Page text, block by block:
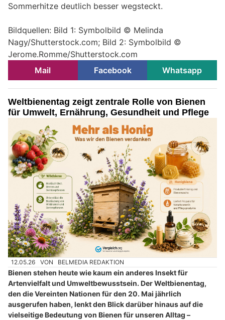
Sommerhitze deutlich besser wegsteckt.
Bildquellen: Bild 1: Symbolbild © Melinda
Nagy/Shutterstock.com; Bild 2: Symbolbild ©
Jerome.Romme/Shutterstock.com
Mail
Facebook Whatsapp
Weltbienentag zeigt zentrale Rolle von Bienen
für Umwelt, Ernährung, Gesundheit und Pflege
12.05.26 VON BELMEDIA REDAKTION
Bienen stehen heute wie kaum ein anderes Insekt für
Artenvielfalt und Umweltbewusstsein. Der Weltbienentag,
den die Vereinten Nationen für den 20. Mai jährlich
ausgerufen haben, lenkt den Blick darüber hinaus auf die
vielseitige Bedeutung von Bienen für unseren Alltag –